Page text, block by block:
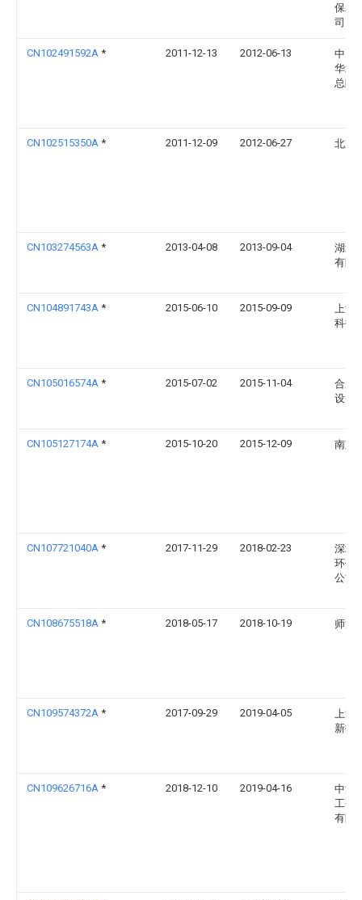
保工
司
CN102491592A * 2011-12-13 2012-06-13
中国
华北
总院
CN102515350A * 2011-12-09 2012-06-27 北京
CN103274563A * 2013-04-08 2013-09-04
湖北
有限
CN104891743A * 2015-06-10 2015-09-09
上海
科技
CN105016574A * 2015-07-02 2015-11-04
合肥
设备
CN105127174A * 2015-10-20 2015-12-09 南京
CN107721040A * 2017-11-29 2018-02-23
深圳
环保
公司
CN108675518A * 2018-05-17 2018-10-19 师海
CN109574372A * 2017-09-29 2019-04-05
上海
新技
CN109626716A * 2018-12-10 2019-04-16
中海
工研
有限